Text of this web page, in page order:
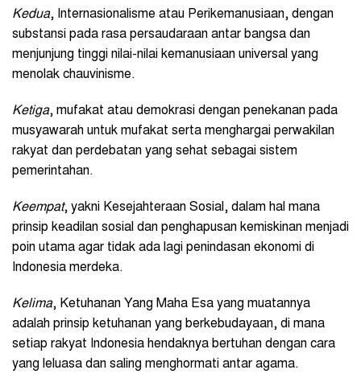
Kedua, Internasionalisme atau Perikemanusiaan, dengan
substansi pada rasa persaudaraan antar bangsa dan
menjunjung tinggi nilai-nilai kemanusiaan universal yang
menolak chauvinisme.
Ketiga, mufakat atau demokrasi dengan penekanan pada
musyawarah untuk mufakat serta menghargai perwakilan
rakyat dan perdebatan yang sehat sebagai sistem
pemerintahan.
Keempat, yakni Kesejahteraan Sosial, dalam hal mana
prinsip keadilan sosial dan penghapusan kemiskinan menjadi
poin utama agar tidak ada lagi penindasan ekonomi di
Indonesia merdeka.
Kelima, Ketuhanan Yang Maha Esa yang muatannya
adalah prinsip ketuhanan yang berkebudayaan, di mana
setiap rakyat Indonesia hendaknya bertuhan dengan cara
yang leluasa dan saling menghormati antar agama.